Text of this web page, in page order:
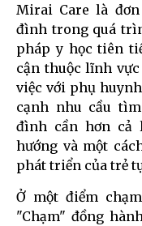
Mirai Care là
đình trong quá
pháp y học tiên
cận thuộc lĩnh
việc với phụ
cạnh nhu cầu
đình cần hơn cả
hướng và một
phát triển của trẻ
Ở một điểm
"Chạm" đồng